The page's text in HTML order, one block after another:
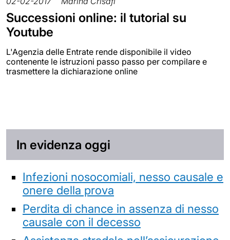
Successioni online: il tutorial su
Youtube
L'Agenzia delle Entrate rende disponibile il video
contenente le istruzioni passo passo per compilare e
trasmettere la dichiarazione online
In evidenza oggi
Infezioni nosocomiali, nesso causale e
onere della prova
Perdita di chance in assenza di nesso
causale con il decesso